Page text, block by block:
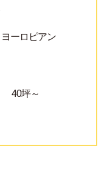
ヨーロピアン
40坪～